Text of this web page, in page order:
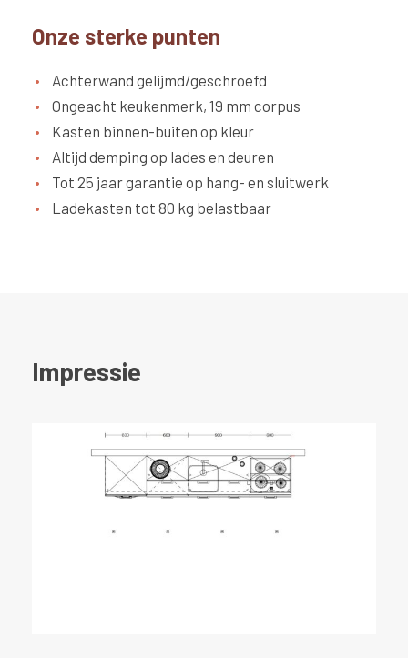
o
k
r
I
n
p
p
Onze sterke punten
Achterwand gelijmd/geschroefd
Ongeacht keukenmerk, 19 mm corpus
Kasten binnen-buiten op kleur
Altijd demping op lades en deuren
Tot 25 jaar garantie op hang- en sluitwerk
Ladekasten tot 80 kg belastbaar
Impressie